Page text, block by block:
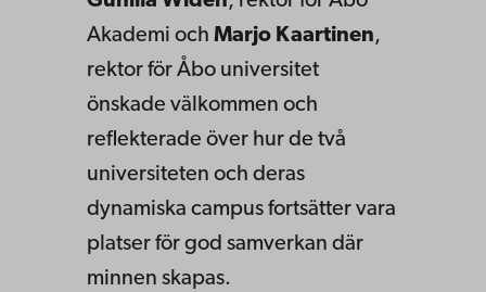
Akademi och Marjo Kaartinen,
rektor för Åbo universitet
önskade välkommen och
reflekterade över hur de två
universiteten och deras
dynamiska campus fortsätter vara
platser för god samverkan där
minnen skapas.